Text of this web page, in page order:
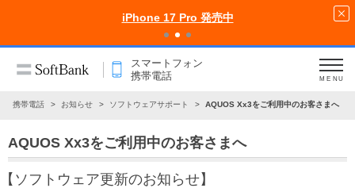
iPhone 17 Pro 発売中
スマートフォン
携帯電話
MENU
・携帯電話 お知らせ ソフトウェアサポート AQUOS Xx3をご利用中のお客さまへ
AQUOS Xx3をご利用中のお客さまへ
【ソフトウェア更新のお知らせ】